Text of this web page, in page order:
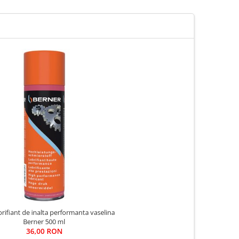
de inalta performanta vaselina
Berner 500 ml
36,00 RON